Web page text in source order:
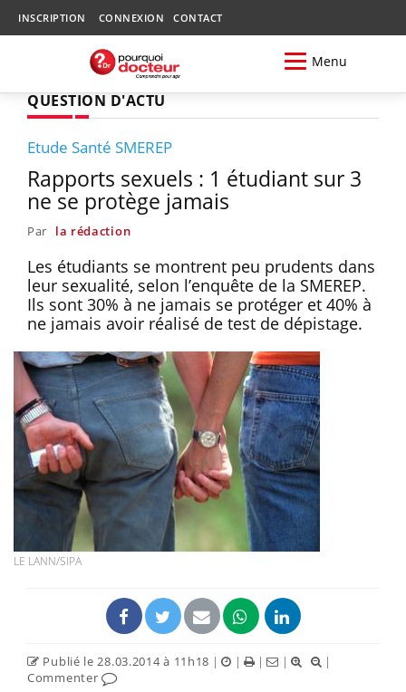
INSCRIPTION CONNEXION CONTACT
Menu
QUESTION D'ACTU
Etude Santé SMEREP
Rapports sexuels : 1 étudiant sur 3
ne se protège jamais
Par la rédaction
Les étudiants se montrent peu prudents dans
leur sexualité, selon l’enquête de la SMEREP.
Ils sont 30% à ne jamais se protéger et 40% à
ne jamais avoir réalisé de test de dépistage.
LE LANN/SIPA
Publié le 28.03.2014 à 11h18 | | | |
|
Commenter